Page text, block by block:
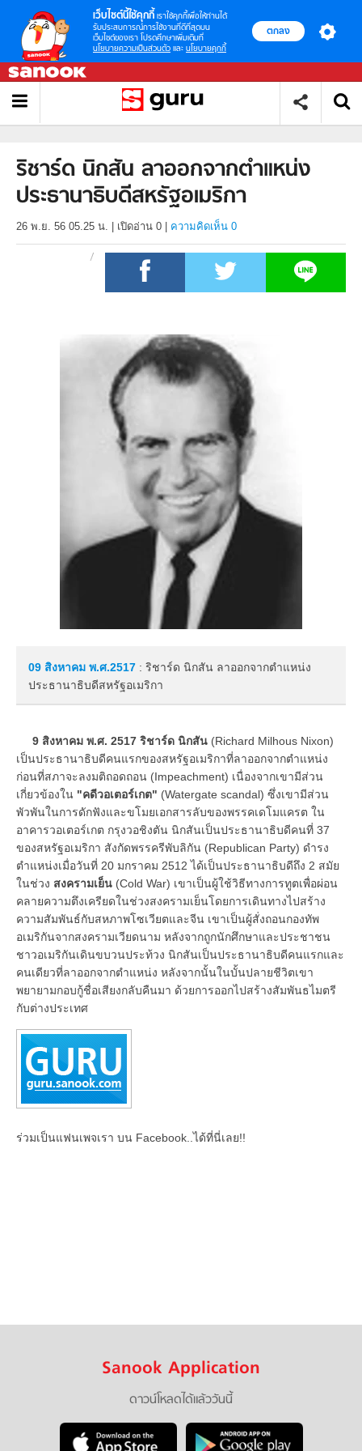
เว็บไซต์นี้ใช้คุกกี้ เราใช้คุกกี้เพื่อให้ท่านได้
รับประสบการณ์การใช้งานที่ดีที่สุดบน
เว็บไซต์ของเรา โปรดศึกษาเพิ่มเติมที่
นโยบายความเป็นส่วนตัว และ นโยบายคุกกี้
ตกลง
ริชาร์ด นิกสัน ลาออกจากตำแหน่ง
ประธานาธิบดีสหรัฐอเมริกา
26 พ.ย. 56 05.25 น. เปิดอ่าน 0 ความคิดเห็น 0
09 สิงหาคม พ.ศ.2517 : ริชาร์ด นิกสัน ลาออกจากตำแหน่ง
ประธานาธิบดีสหรัฐอเมริกา
9 สิงหาคม พ.ศ. 2517 ริชาร์ด นิกสัน (Richard Milhous Nixon)
เป็นประธานาธิบดีคนแรกของสหรัฐอเมริกาที่ลาออกจากตำแหน่ง
ก่อนที่สภาจะลงมติถอดถอน (Impeachment) เนื่องจากเขามีส่วน
เกี่ยวข้องใน "คดีวอเตอร์เกต" (Watergate scandal) ซึ่งเขามีส่วน
พัวพันในการดักฟังและขโมยเอกสารลับของพรรคเดโมแครต ใน
อาคารวอเตอร์เกต กรุงวอชิงตัน นิกสันเป็นประธานาธิบดีคนที่ 37
ของสหรัฐอเมริกา สังกัดพรรครีพับลิกัน (Republican Party) ดำรง
ตำแหน่งเมื่อวันที่ 20 มกราคม 2512 ได้เป็นประธานาธิบดีถึง 2 สมัย
ในช่วง สงครามเย็น (Cold War) เขาเป็นผู้ใช้วิธีทางการทูตเพื่อผ่อน
คลายความตึงเครียดในช่วงสงครามเย็นโดยการเดินทางไปสร้าง
ความสัมพันธ์กับสหภาพโซเวียตและจีน เขาเป็นผู้สั่งถอนกองทัพ
อเมริกันจากสงครามเวียดนาม หลังจากถูกนักศึกษาและประชาชน
ชาวอเมริกันเดินขบวนประท้วง นิกสันเป็นประธานาธิบดีคนแรกและ
คนเดียวที่ลาออกจากตำแหน่ง หลังจากนั้นในบั้นปลายชีวิตเขา
พยายามกอบกู้ชื่อเสียงกลับคืนมา ด้วยการออกไปสร้างสัมพันธไมตรี
กับต่างประเทศ
ร่วมเป็นแฟนเพจเรา บน Facebook..ได้ที่นี่เลย!!
Sanook Application
ดาวน์โหลดได้แล้ววันนี้